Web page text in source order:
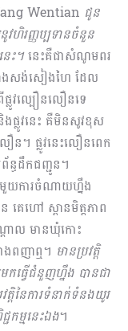
Wentian ជូន
វហិរញ្ញប្បទានចំនួន
េះ។នេះគឺជាសំណូមពរ
ងសង់សៀងហៃ ដែល
ផ្លូវល្បឿនលឿនទេ
ផ្លូវនេះ គឺមិនសូវខុស
ឿន។ ផ្លូវនេះលឿនពេក
ព័ន្ធដឹកជញ្ជូន។
មួយការចំណាយហ្នឹង
េហៅ ស្ពានមិត្តភាព
ដាល មានឃុំកោះ
ពញាឮ។ មានប្រវត្តិ
ធ្វើជំនួញហ្នឹង បានជា
តិនៃការទំនាក់ទំនងយូរ
ម្មនេះឯង។